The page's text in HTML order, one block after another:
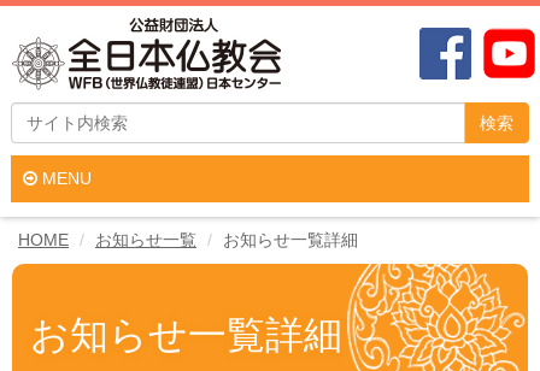
検索
MENU
HOME お知らせ一覧 お知らせ一覧詳細
お知らせ一覧詳細